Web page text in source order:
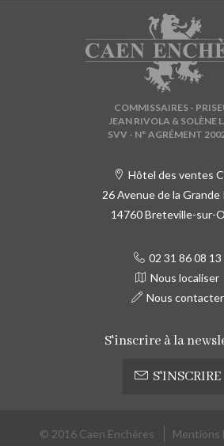
COMMISSAIRES -
JEAN RIVOLA & SOLÈNE
SVV - N° AGRÉMENT
Hôtel des ventes
26 Avenue de la Grande
14760 Breteville-sur-
02 31 86 08 13
Nous localiser
Nous contacter
S'inscrire à la
S'INSCRIRE
© 2016 Caen Enchères Mentions